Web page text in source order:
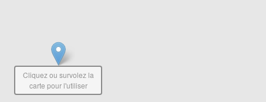
Cliquez ou survolez la
carte pour l'utiliser